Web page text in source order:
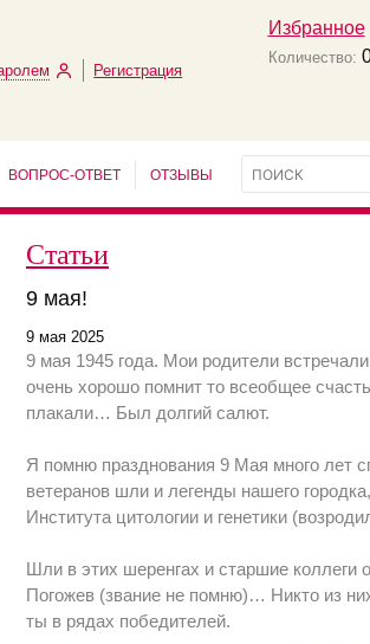
Регистрация
Избранное
Количество:
ВОПРОС-ОТВЕТ ОТЗЫВЫ
Статьи
9 мая!
9 мая 2025
9 мая 1945 года. Мои родители
очень хорошо помнит то всеобщее
плакали… Был долгий салют.
Я помню празднования 9 Мая много лет
ветеранов шли и легенды нашего
Института цитологии и генетики
Шли в этих шеренгах и старшие коллеги
Погожев (звание не помню)… Никто из
ты в рядах победителей.